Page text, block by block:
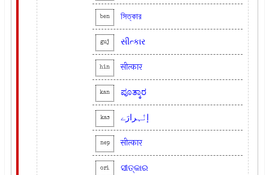
ben সিত্কার
guj સીત્કાર
hin सीत्कार
kan ಪೂತ್ಕಾರ
kas إنٛہرارَے
nep सीत्कार
ori ସୀତ୍କାର